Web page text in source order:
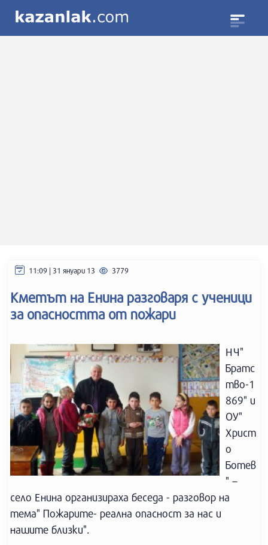
11:09 | 31 януари 13 3779
Кметът на Енина разговаря с ученици
за опасността от пожари
НЧ"
Братс
тво-1
869" и
ОУ"
Христ
о
Ботев
" –
село Енина организираха беседа - разговор на
тема" Пожарите- реална опасност за нас и
нашите близки".